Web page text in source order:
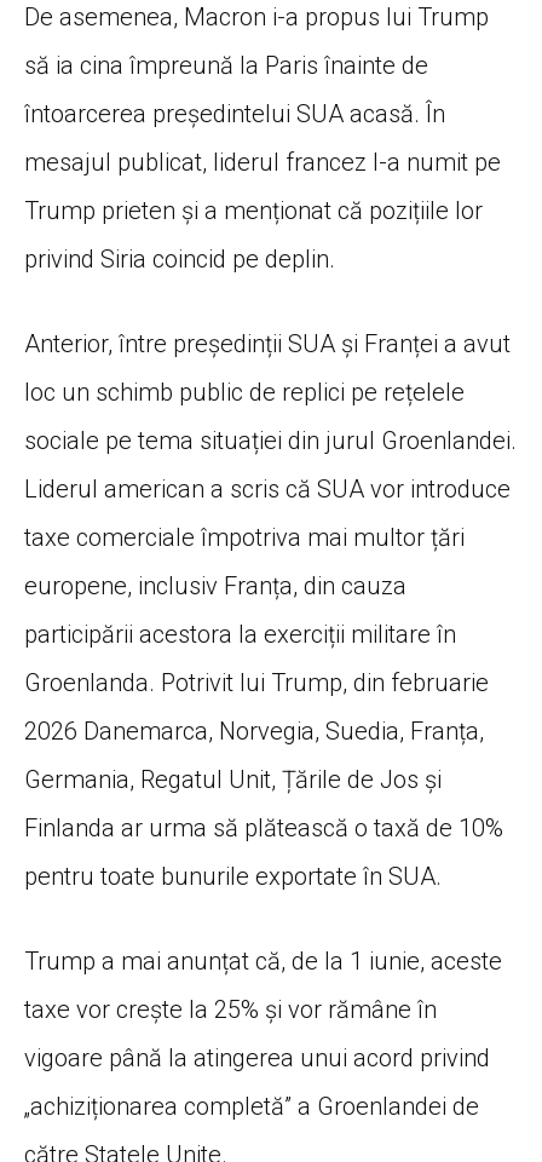
De asemenea, Macron i-a propus lui Trump
să ia cina împreună la Paris înainte de
întoarcerea președintelui SUA acasă. În
mesajul publicat, liderul francez l-a numit pe
Trump prieten și a menționat că pozițiile lor
privind Siria coincid pe deplin.
Anterior, între președinții SUA și Franței a avut
loc un schimb public de replici pe rețelele
sociale pe tema situației din jurul Groenlandei.
Liderul american a scris că SUA vor introduce
taxe comerciale împotriva mai multor țări
europene, inclusiv Franța, din cauza
participării acestora la exerciții militare în
Groenlanda. Potrivit lui Trump, din februarie
2026 Danemarca, Norvegia, Suedia, Franța,
Germania, Regatul Unit, Țările de Jos și
Finlanda ar urma să plătească o taxă de 10%
pentru toate bunurile exportate în SUA.
Trump a mai anunțat că, de la 1 iunie, aceste
taxe vor crește la 25% și vor rămâne în
vigoare până la atingerea unui acord privind
„achiziționarea completă” a Groenlandei de
către Statele Unite.